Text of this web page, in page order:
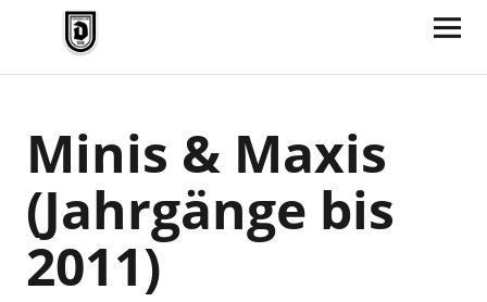
TV Jahn Duderstadt
Minis & Maxis
(Jahrgänge bis
2011)